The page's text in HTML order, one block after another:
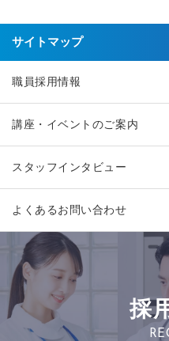
サイトマップ
職員採用情報
講座・イベントのご案内
スタッフインタビュー
よくあるお問い合わせ
採